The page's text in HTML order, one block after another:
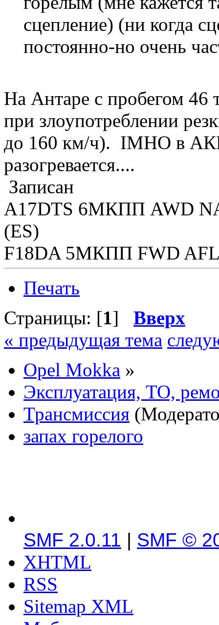
сцепление) (ни когда
постоянно-но очень
На Антаре с пробегом 46
при злоупотреблении
до 160 км/ч). IMHO в
разогревается....
Записан
A17DTS 6MКПП AWD
(ES)
F18DA 5MКПП FWD
Печать
Страницы: [1] Вверх
« предыдущая тема
Opel Mokka »
Эксплуатация, ТО,
Трансмиссия
запах горелого
SMF 2.0.11 | SMF ©
XHTML
RSS
Sitemap XML